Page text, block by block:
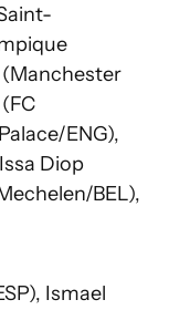
(Manchester
ENG),
Diop
BEL),
Ismael